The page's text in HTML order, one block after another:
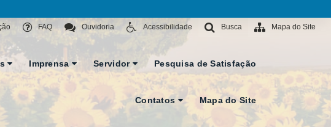
Mapa do Site
Busca
Acessibilidade
Ouvidoria
FAQ
Imprensa Servidor Pesquisa de Satisfação
Contatos Mapa do Site